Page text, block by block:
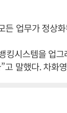
든 업무가 정상
킹시스템을 업
고 말했다. 차화